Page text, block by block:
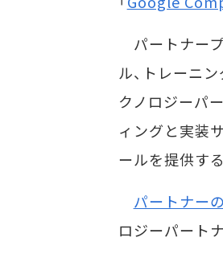
パートナー
ル、トレーニ
クノロジーパ
ィングと実装
ールを提供する
パートナー
ロジーパート